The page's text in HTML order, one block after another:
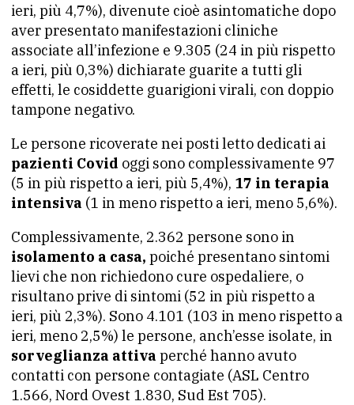
ieri, più 4,7%), divenute cioè asintomatiche dopo
aver presentato manifestazioni cliniche
associate all’infezione e 9.305 (24 in più rispetto
a ieri, più 0,3%) dichiarate guarite a tutti gli
effetti, le cosiddette guarigioni virali, con doppio
tampone negativo.
Le persone ricoverate nei posti letto dedicati ai
pazienti Covid oggi sono complessivamente 97
(5 in più rispetto a ieri, più 5,4%), 17 in terapia
intensiva (1 in meno rispetto a ieri, meno 5,6%).
Complessivamente, 2.362 persone sono in
isolamento a casa, poiché presentano sintomi
lievi che non richiedono cure ospedaliere, o
risultano prive di sintomi (52 in più rispetto a
ieri, più 2,3%). Sono 4.101 (103 in meno rispetto a
ieri, meno 2,5%) le persone, anch’esse isolate, in
sorveglianza attiva perché hanno avuto
contatti con persone contagiate (ASL Centro
1.566, Nord Ovest 1.830, Sud Est 705).